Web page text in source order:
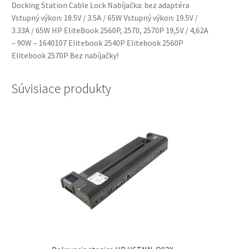
Docking Station Cable Lock Nabíjačka: bez adaptéra
Vstupný výkon: 18.5V / 3.5A / 65W Vstupný výkon: 19.5V /
3.33A / 65W HP EliteBook 2560P, 2570, 2570P 19,5V / 4,62A
– 90W – 1640107 Elitebook 2540P Elitebook 2560P
Elitebook 2570P Bez nabíjačky!
Súvisiace produkty